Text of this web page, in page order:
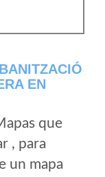
EN
que
, para
un mapa